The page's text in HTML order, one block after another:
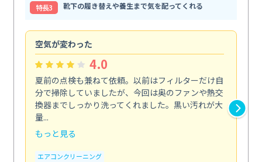
特⻑3
靴下の履き替えや養生まで気を配ってくれる
空気が変わった
4.0
夏前の点検も兼ねて依頼。以前はフィルターだけ自
分で掃除していましたが、今回は奥のファンや熱交
換器までしっかり洗ってくれました。黒い汚れが大
量...
もっと見る
エアコンクリーニング